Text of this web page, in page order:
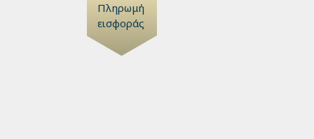
Πληρωμή
εισφοράς